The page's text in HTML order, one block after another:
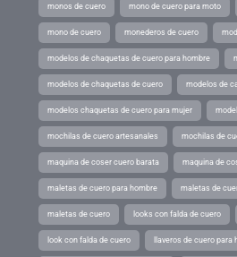
monos de cuero mono de cuero para moto
mono de cuero monederos de cuero
modelos de chaquetas de cuero para hombre
modelos de chaquetas de cuero modelos de
modelos chaquetas de cuero para mujer
mochilas de cuero artesanales mochilas de
maquina de coser cuero barata maquina de
maletas de cuero para hombre maletas de
maletas de cuero looks con falda de cuero
look con falda de cuero llaveros de cuero para